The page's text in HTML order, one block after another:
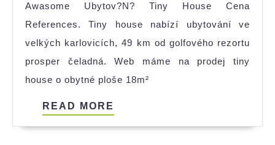
Awasome Ubytov?N? Tiny House Cena
References. Tiny house nabízí ubytování ve
velkých karlovicích, 49 km od golfového rezortu
prosper čeladná. Web máme na prodej tiny
house o obytné ploše 18m²
READ MORE